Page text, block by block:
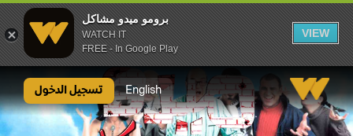
برومو ميدو مشاكل
WATCH IT
FREE - In Google Play
VIEW
English تسجيل الدخول